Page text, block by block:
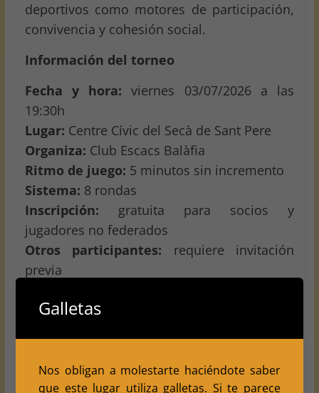
deportivos como motores de participación,
convivencia y cohesión social.
Información del torneo
Fecha y hora: viernes 03/07/2026 a las
19:30h
Lugar: Centre Cívic del Secà de Sant Pere
Organiza: Club Escacs Balàfia
Ritmo de juego: 5 minutos sin incremento
Sistema: 8 rondas
Inscripción: gratuita para socios y
jugadores no federados
Otros participantes: requiere invitación
previa
Inscripciones:
https://forms.gle/5uM7Qba1xd6MJHgY6
Galletas
Nos obligan a molestarte haciéndote saber
que este lugar utiliza galletas. Si te parece